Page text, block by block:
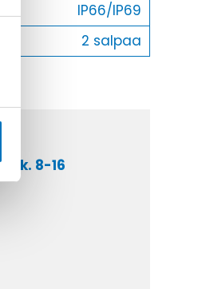
IP66/IP69
2 salpaa
8-16